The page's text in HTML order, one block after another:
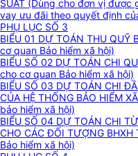
SUẤT (Dùng cho đơn vị được
vay ưu đãi theo quyết định
PHỤ LỤC SỐ 3
BIỂU 01 DỰ TOÁN THU QUỸ
cơ quan Bảo hiểm xã hội)
BIỂU SỐ 02 DỰ TOÁN CHI
cho cơ quan Bảo hiểm xã hội)
BIỂU SỐ 03 DỰ TOÁN CHI
CỦA HỆ THỐNG BẢO HIỂM
bảo hiểm xã hội)
BIỂU SỐ 04 DỰ TOÁN CHI
CHO CÁC ĐỐI TƯỢNG
Bảo hiểm xã hội)